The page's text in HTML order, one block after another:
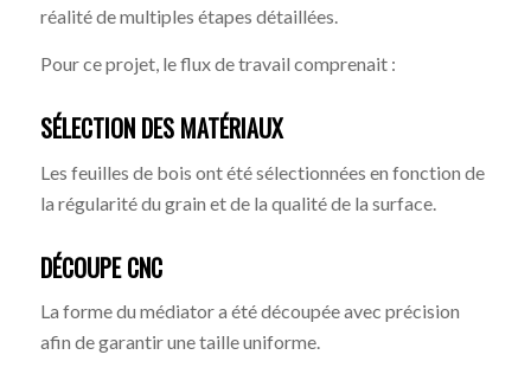
réalité de multiples étapes détaillées.
Pour ce projet, le flux de travail comprenait :
SÉLECTION DES MATÉRIAUX
Les feuilles de bois ont été sélectionnées en fonction de
la régularité du grain et de la qualité de la surface.
DÉCOUPE CNC
La forme du médiator a été découpée avec précision
afin de garantir une taille uniforme.